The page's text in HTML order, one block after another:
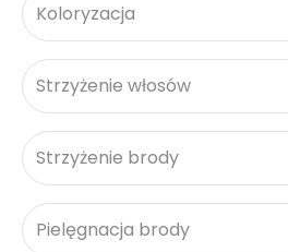
Koloryzacja
Strzyżenie włosów
Strzyżenie brody
Pielęgnacja brody